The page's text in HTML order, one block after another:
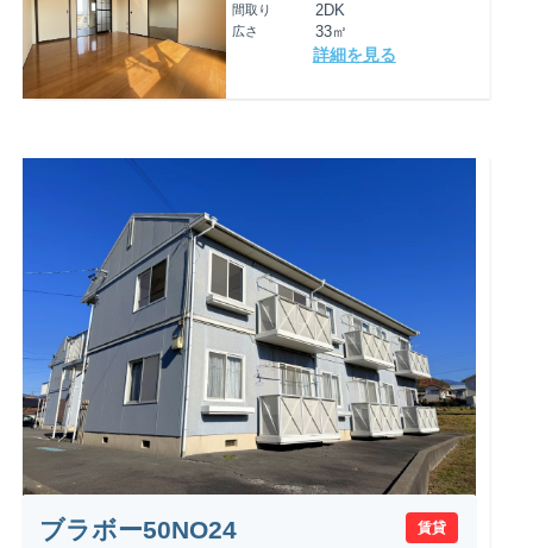
間取り 2DK
広さ 33㎡
詳細を見る
賃貸
ブラボー50NO24